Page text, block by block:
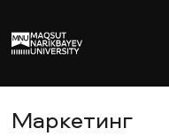
Басты бет
Маркетинг